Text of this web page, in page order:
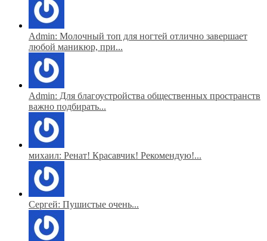
Admin: Молочный топ для ногтей отлично завершает
любой маникюр, при...
Admin: Для благоустройства общественных пространств
важно подбирать...
михаил: Ренат! Красавчик! Рекомендую!...
Сергей: Пушистые очень...